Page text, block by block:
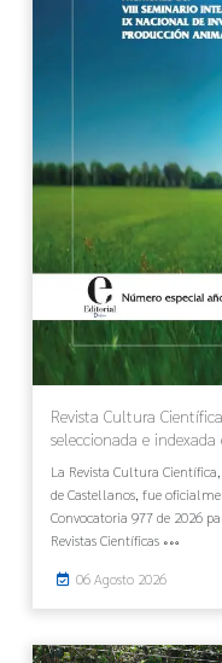
Revista Cultura
seleccionada e
La Revista Cultura
de Castellanos, fue
Convocatoria 977 de 2026
Revistas Científicas
06 Agosto 2026